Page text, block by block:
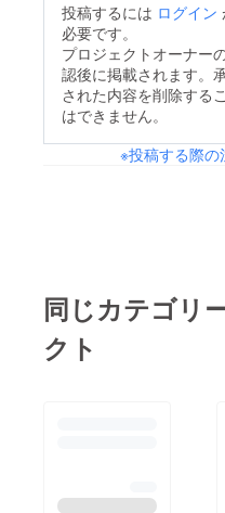
投稿するには ログイン
必要です。
プロジェクトオーナー
認後に掲載されます。
された内容を削除する
はできません。
※投稿する際の
同じカテゴリ
クト